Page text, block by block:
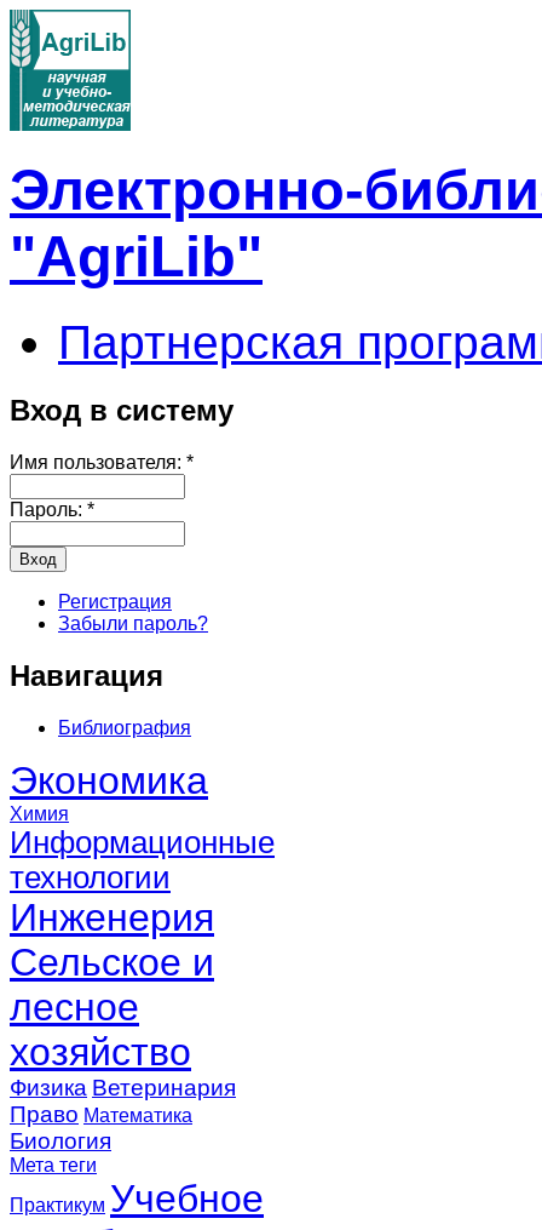
Электронно-
"AgriLib"
Партнерская
Вход в систему
Имя пользователя: *
Пароль: *
Регистрация
Забыли пароль?
Навигация
Библиография
Экономика
Химия
Информационные
технологии
Инженерия
Сельское и
лесное
хозяйство
Физика Ветеринария
Право Математика
Биология
Мета теги
Практикум Учебное